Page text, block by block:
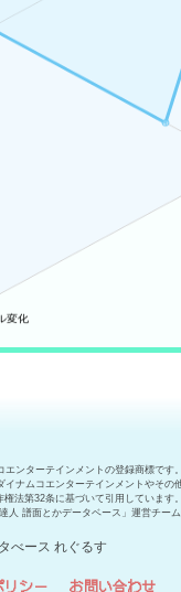
ンターテインメントの登録商標です。
ナムコエンターテインメントやその
法第32条に基づいて引用しています。
譜面とかデータベース」運営チーム
べース れぐるす
リシー お問い合わせ